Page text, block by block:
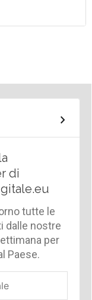
di
tutte le
dalle nostre
per
Paese.